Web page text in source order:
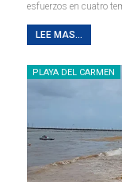
esfuerzos en cuatro
LEE MAS...
PLAYA DEL CARMEN